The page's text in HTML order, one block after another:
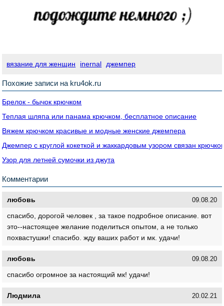
вязание для женщин inernal джемпер
Похожие записи на kru4ok.ru
Брелок - бычок крючком
Теплая шляпа или панама крючком, бесплатное описание
Вяжем крючком красивые и модные женские джемпера
Джемпер с круглой кокеткой и жаккардовым узором связан
Узор для летней сумочки из джута
Комментарии
любовь 09.08.20
спасибо, дорогой человек , за такое подробное описание. вот
это--настоящее желание поделиться опытом, а не только
похвастушки! спасибо. жду ваших работ и мк. удачи!
любовь 09.08.20
спасибо огромное за настоящий мк! удачи!
Людмила 20.02.21